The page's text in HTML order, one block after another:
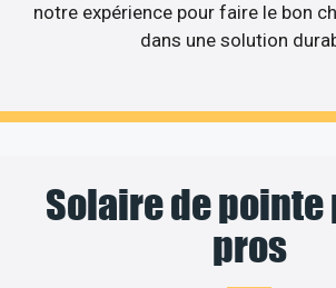
notre expérience pour faire le bon
dans une solution
Solaire de pointe
pros